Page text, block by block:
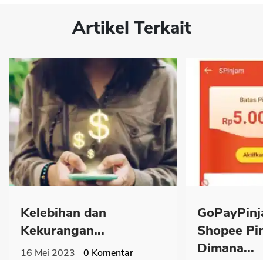
Artikel Terkait
Kelebihan dan
Kekurangan...
16 Mei 2023 0 Komentar
Shopee
Dimana...